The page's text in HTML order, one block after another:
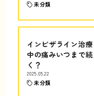
未分類
インビザライン治療
中の痛みいつまで続
く？
2025.05.22
未分類